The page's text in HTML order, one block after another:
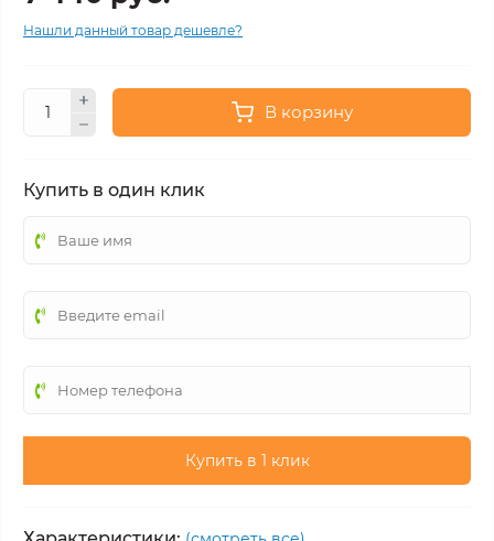
Нашли данный товар дешевле?
В корзину
Купить в один клик
Купить в 1 клик